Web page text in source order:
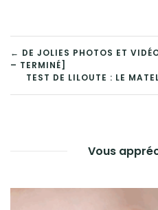
← DE JOLIES PHOTOS ET
– TERMINÉ]
TEST DE LILOUTE : LE
Vous